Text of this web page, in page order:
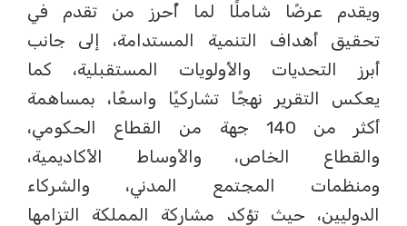
ويقدم عرضًا شاملًا لما أُحرز من تقدم في
تحقيق أهداف التنمية المستدامة، إلى جانب
أبرز التحديات والأولويات المستقبلية، كما
يعكس التقرير نهجًا تشاركيًا واسعًا، بمساهمة
أكثر من 140 جهة من القطاع الحكومي،
والقطاع الخاص، والأوساط الأكاديمية،
ومنظمات المجتمع المدني، والشركاء
الدوليين، حيث تؤكد مشاركة المملكة التزامها